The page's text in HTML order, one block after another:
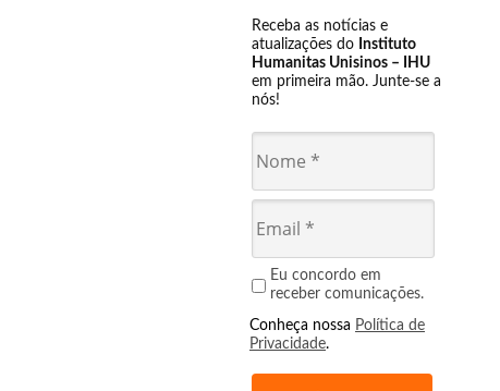
Receba as notícias e
atualizações do Instituto
Humanitas Unisinos – IHU
em primeira mão. Junte-se a
nós!
Eu concordo em
receber comunicações.
Conheça nossa Política de
Privacidade.